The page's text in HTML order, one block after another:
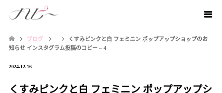
ブログ
くすみピンクと白 フェミニン ポップアップショップのお
知らせ インスタグラム投稿のコピー – 4
2024.12.16
くすみピンクと白 フェミニン ポップアップシ